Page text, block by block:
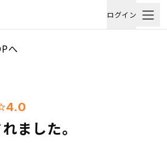
ログイン
へ
4.0
ました。